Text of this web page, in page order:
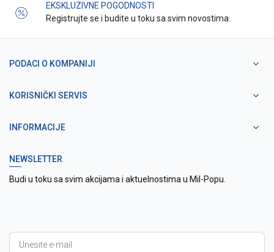
EKSKLUZIVNE POGODNOSTI
Registrujte se i budite u toku sa svim novostima.
PODACI O KOMPANIJI
KORISNIČKI SERVIS
INFORMACIJE
NEWSLETTER
Budi u toku sa svim akcijama i aktuelnostima u Mil-Popu.